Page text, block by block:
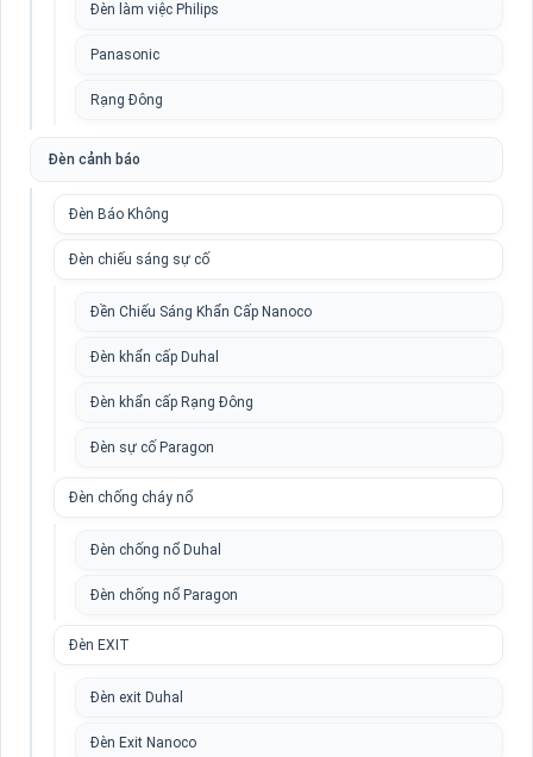
Đèn làm việc Philips
Panasonic
Rạng Đông
Đèn cảnh báo
Đèn Báo Không
Đèn chiếu sáng sự cố
Đền Chiếu Sáng Khẩn Cấp Nanoco
Đèn khẩn cấp Duhal
Đèn khẩn cấp Rạng Đông
Đèn sự cố Paragon
Đèn chống cháy nổ
Đèn chống nổ Duhal
Đèn chống nổ Paragon
Đèn EXIT
Đèn exit Duhal
Đèn Exit Nanoco